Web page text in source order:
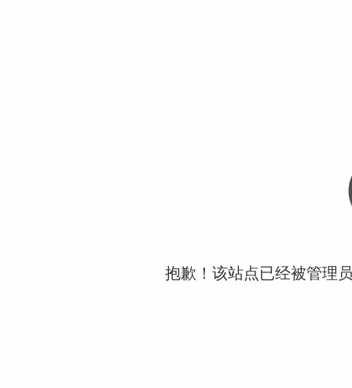
抱歉！该站点已经被管理